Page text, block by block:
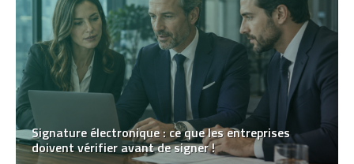
Signature électronique : ce que les entreprises
doivent vérifier avant de signer !